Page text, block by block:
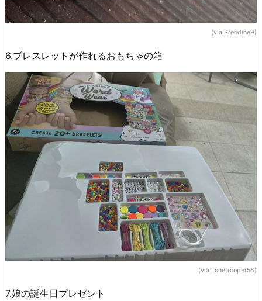
(via Brendine9)
6.ブレスレットが作れるおもちゃの箱
(via Lonetrooper56)
7.娘の誕生日プレゼント